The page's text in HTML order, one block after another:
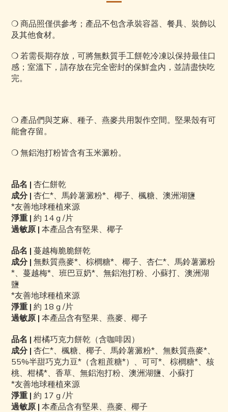
❍ 商品照僅供參考；產品不包含承裝容器、餐具、裝飾以
及其他食材。
❍ 若需長期存放，可將無麩質手工餅乾冷凍以保持最佳口
感；室溫下，請存放在完全密封的保鮮盒內，並請盡快吃
完。
❍ 產品們與芝麻、種子、燕麥共用製作空間。堅果殼有可
能會存留。
❍ 無鋁泡打粉皆含有玉米澱粉。
品名 | 杏仁餅乾
成分 | 杏仁*、馬鈴薯澱粉*、椰子、楓糖、澳洲湖鹽
*友善地球種植來源
淨重 | 約 14 g /片
過敏原 | 本產品含有堅果、椰子
品名 | 蔓越梅脆脆餅乾
成分 | 無麩質燕麥*、棕櫚糖*、椰子、杏仁*、馬鈴薯澱粉
*、蔓越梅*、班巴豆奶*、無鋁泡打粉、小蘇打、澳洲湖
鹽
*友善地球種植來源
淨重 | 約 18 g /片
過敏原 | 本產品含有堅果、燕麥、椰子
品名 | 柑橘巧克力餅乾（含咖啡因）
成分 | 杏仁*、楓糖、椰子、馬鈴薯澱粉*、無麩質燕麥*、
55%半甜巧克力豆*（含粗蔗糖*）、可可*、棕櫚糖*、核
桃、柑橘*、香草、 無鋁泡打粉、澳洲湖鹽、小蘇打
*友善地球種植來源
淨重 | 約 17 g /片
過敏原 | 本產品含有堅果、燕麥、椰子